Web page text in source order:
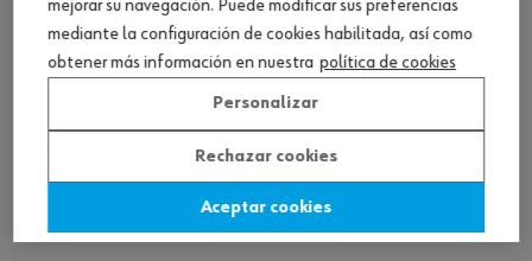
Recipiente recargable sangrador de frenos
de vacío
mejorar su navegación. Puede modificar sus preferencias
mediante la configuración de cookies habilitada, así como
obtener más información en nuestra política de cookies
Personalizar
Rechazar cookies
Aceptar cookies